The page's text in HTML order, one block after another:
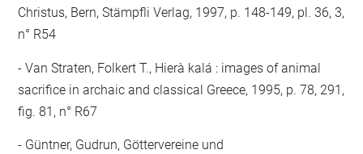
Christus, Bern, Stämpfli Verlag, 1997, p. 148-149, pl. 36, 3,
n° R54
Van Straten, Folkert T., Hierà kalá : images of animal
sacrifice in archaic and classical Greece, 1995, p. 78, 291,
fig. 81, n° R67
Güntner, Gudrun, Göttervereine und